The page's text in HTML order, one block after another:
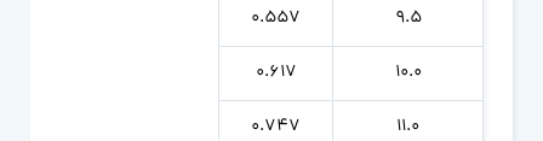
9.5
0.557
10.0
0.617
11.0
0.747